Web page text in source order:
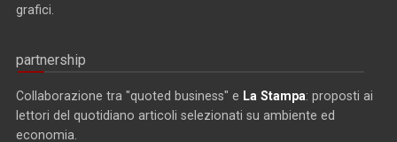
grafici.
partnership
Collaborazione tra "quoted business" e La Stampa: proposti ai
lettori del quotidiano articoli selezionati su ambiente ed
economia.